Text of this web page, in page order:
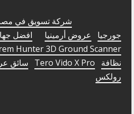
شركة تسويق في
جورجيا
عروض أرمينيا افضل
Hunter 3D Ground Scanner
نظافة
Tero Vido X Pro سائق
رولكس